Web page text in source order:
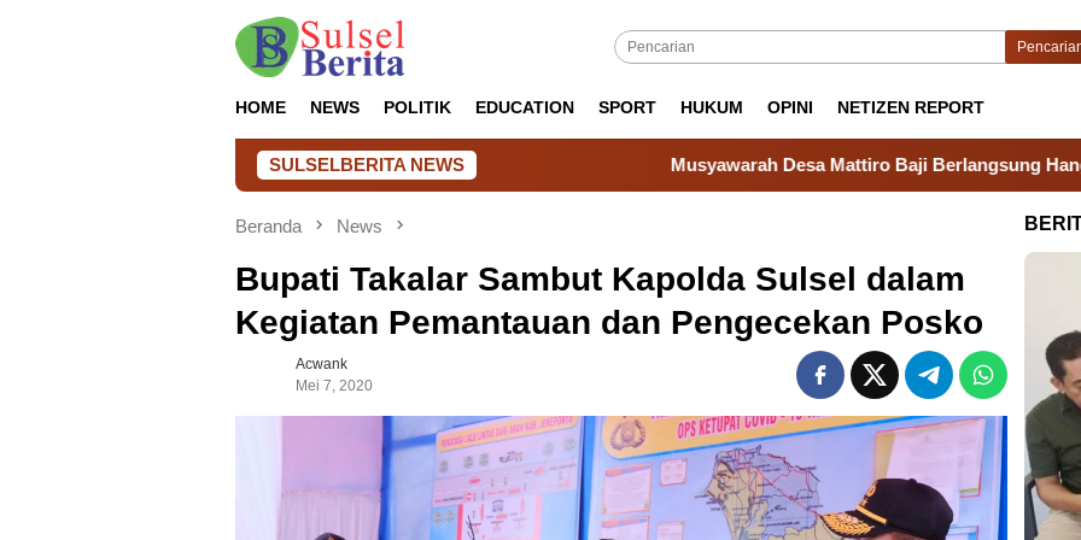
HOME NEWS POLITIK EDUCATION SPORT HUKUM OPINI NETIZEN REPORT
SULSELBERITA NEWS Musyawarah Desa Mattiro Baji Berlangsung Hangat, Camat
Beranda News
Bupati Takalar Sambut Kapolda Sulsel dalam
Kegiatan Pemantauan dan Pengecekan Posko
Acwank
Mei 7, 2020